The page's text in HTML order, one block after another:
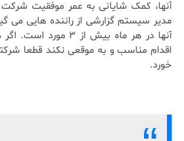
آنها، کمک شایانی به عمر موفقیت شرکت
مدیر سیستم گزارشی از راننده هایی می
آنها در هر ماه بیش از ۳
اقدام مناسب و به موقعی نکند قطعا
خورد.